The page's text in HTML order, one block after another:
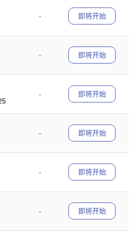
-
即将开始
-
即将开始
-
即将开始
-
即将开始
-
即将开始
-
即将开始